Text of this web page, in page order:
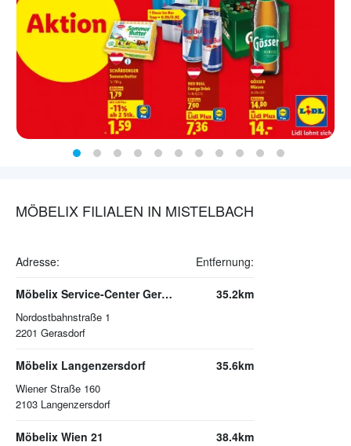
MÖBELIX FILIALEN IN MISTELBACH
Adresse: Entfernung:
Möbelix Service-Center Gerasdorf (Abhollager)
Nordostbahnstraße 1
2201 Gerasdorf
35.2km
Möbelix Langenzersdorf
Wiener Straße 160
2103 Langenzersdorf
35.6km
Möbelix Wien 21 38.4km